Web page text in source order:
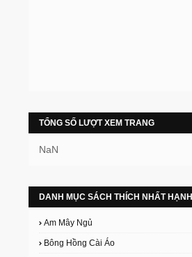
TỔNG SỐ LƯỢT XEM TRANG
NaN
DANH MỤC SÁCH THÍCH NHẤT HẠNH
Am Mây Ngủ
Bông Hồng Cài Áo